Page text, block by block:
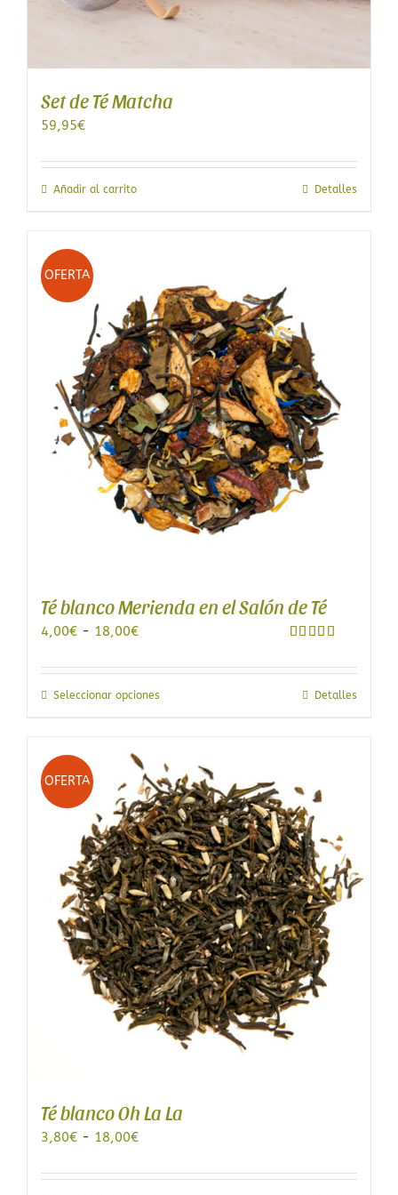
Set de Té Matcha
59,95€
Añadir al carrito Detalles
OFERTA
Té blanco Merienda en el Salón de Té
con5.00de
5
4,00€ - 18,00€Rango
precios:
desde
Seleccionar opcionesEste
variantes.
Las
opciones
se
pueden
elegir
en
la
página
de
producto
Detalles
OFERTA
Té blanco Oh La La
3,80€ - 18,00€Rango
precios: